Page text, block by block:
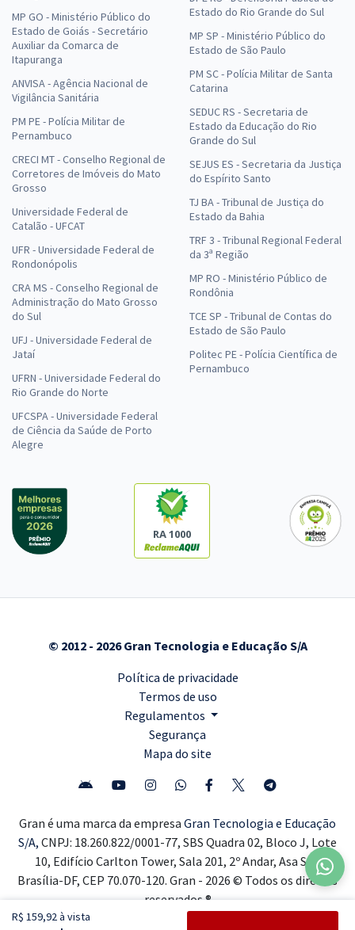
R$ 159,92 à vista
MP GO - Ministério Público do
Estado de Goiás - Secretário
Auxiliar da Comarca de
Itapuranga
ANVISA - Agência Nacional de
Vigilância Sanitária
PM PE - Polícia Militar de
Pernambuco
CRECI MT - Conselho Regional de
Corretores de Imóveis do Mato
Grosso
Universidade Federal de
Catalão - UFCAT
UFR - Universidade Federal de
Rondonópolis
CRA MS - Conselho Regional de
Administração do Mato Grosso
do Sul
UFJ - Universidade Federal de
Jataí
UFRN - Universidade Federal do
Rio Grande do Norte
UFCSPA - Universidade Federal
de Ciência da Saúde de Porto
Alegre
Estado do Rio Grande do Sul
MP SP - Ministério Público do
Estado de São Paulo
PM SC - Polícia Militar de Santa
Catarina
SEDUC RS - Secretaria de
Estado da Educação do Rio
Grande do Sul
SEJUS ES - Secretaria da Justiça
do Espírito Santo
TJ BA - Tribunal de Justiça do
Estado da Bahia
TRF 3 - Tribunal Regional Federal
da 3ª Região
MP RO - Ministério Público de
Rondônia
TCE SP - Tribunal de Contas do
Estado de São Paulo
Politec PE - Polícia Científica de
Pernambuco
RA 1000
© 2012 - 2026 Gran Tecnologia e Educação S/A
Política de privacidade
Termos de uso
Regulamentos
Segurança
Mapa do site
Gran é uma marca da empresa Gran Tecnologia e Educação
S/A, CNPJ: 18.260.822/0001-77, SBS Quadra 02, Bloco J, Lote
10, Edifício Carlton Tower, Sala 201, 2º Andar, Asa Sul,
Brasília-DF, CEP 70.070-120. Gran - 2026 © Todos os direitos
reservados ®